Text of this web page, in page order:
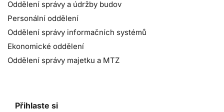
Oddělení správy a údržby budov
Personální oddělení
Oddělení správy informačních systémů
Ekonomické oddělení
Oddělení správy majetku a MTZ
Přihlaste si